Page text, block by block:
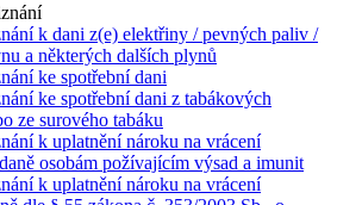
k dani z(e) elektřiny / pevných paliv /
a některých dalších plynů
ke spotřební dani
ke spotřební dani z tabákových
ze surového tabáku
k uplatnění nároku na vrácení
osobám požívajícím výsad a imunit
k uplatnění nároku na vrácení